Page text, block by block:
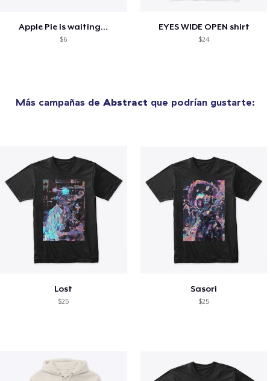
Apple Pie is waiting...
$6
EYES WIDE OPEN shirt
$24
Más campañas de Abstract que podrían gustarte:
Lost
$25
Sasori
$25